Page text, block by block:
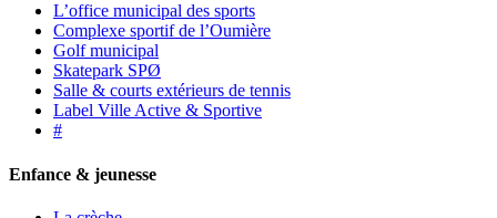
L’office municipal des sports
Complexe sportif de l’Oumière
Golf municipal
Skatepark SPØ
Salle & courts extérieurs de tennis
Label Ville Active & Sportive
#
Enfance & jeunesse